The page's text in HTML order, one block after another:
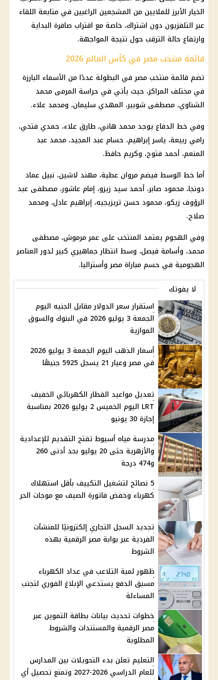
الخيار الأبرز للملايين من المشجعين الراغبين في متابعة اللقاء
عبر التلفزيون دون اشتراك، خاصة مع اقتراب صافرة البداية
وارتفاع حالة الترقب حول نتيجة المواجهة.
قائمة منتخب مصر في كأس العالم 2026
تضم قائمة منتخب مصر في البطولة عددًا من الأسماء البارزة
في مختلف المراكز، حيث يأتي في حراسة المرمى محمد
الشناوي، مصطفى شوبير، المهدي سليمان، ومحمد علاء.
وفي خط الدفاع يوجد محمد هاني، طارق علاء، حمدي فتحي،
رامي ربيعة، ياسر إبراهيم، حسام عبد المجيد، محمد عبد
المنعم، أحمد فتوح، وكريم حافظ.
أما خط الوسط فيضم مروان عطية، مهند لاشين، نبيل عماد
دونجا، محمود صابر، أحمد سيد زيزو، إمام عاشور، مصطفى عبد
الرؤوف زيكو، محمود حسن تريزيجيه، إبراهيم عادل، ومحمد
صلاح.
وفي الهجوم يعتمد المنتخب على عمر مرموش، مصطفى
محمد، وأسامة فيصل، وسط انتظار جماهيري كبير لدور العناصر
الهجومية في حسم مباراة مصر وأستراليا.
لا يفوتك
استقرار سعر الدولار مقابل الجنيه اليوم
الجمعة 3 يوليو 2026 في البنوك والسوق
الموازية
أسعار الذهب اليوم الجمعة 3 يوليو 2026
في مصر وعيار 21 يسجل 5925 جنيهًا
تعديل مواعيد القطار الكهربائي الخفيف
LRT اليوم الخميس 2 يوليو 2026 بمناسبة
إجازة 30 يونيو
مدرسة مياه أسيوط تفتح التقديم للإعدادية
والأزهرية حتى 20 يوليو بحد أدنى 260
و474 درجة
5 نصائح لتشغيل التكييف بأقل استهلاك
كهرباء وخفض فاتورة الصيف مع موجات الحر
تجديد السجل التجاري إلكترونيًا للمنشآت
الفردية عبر بوابة مصر الرقمية بهذه
الشروط
ظهور لمبة التلاعب في عداد الكهرباء
مسبق الدفع يستدعي الإبلاغ الفوري لتجنب
المساءلة
خطوات تحديث بيانات بطاقة التموين عبر
مصر الرقمية والمستندات والشروط
المطلوبة
التعليم تعلن بدء التحويلات بين المدارس
للعام الدراسي 2026-2027 وتمنع تحصيل أي